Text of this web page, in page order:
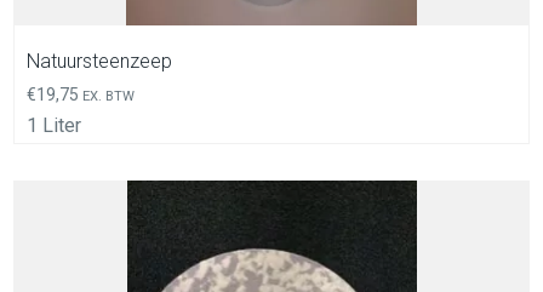
Natuursteenzeep
€19,75 EX. BTW
1 Liter